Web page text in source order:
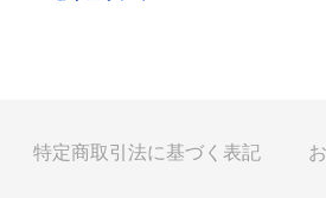
特定商取引法に基づく表記